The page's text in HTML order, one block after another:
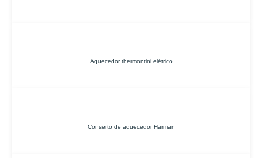
Aquecedor thermontini elétrico
Conserto de aquecedor Harman